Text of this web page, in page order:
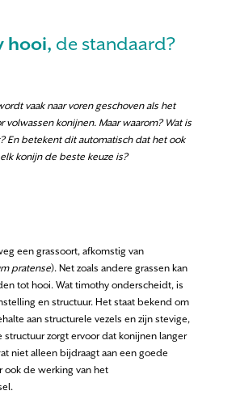
hooi, de standaard?
vaak naar voren geschoven als het
volwassen konijnen. Maar waarom? Wat is
En betekent dit automatisch dat het ook
konijn de beste keuze is?
een grassoort, afkomstig van
pratense). Net zoals andere grassen kan
tot hooi. Wat timothy onderscheidt, is
en structuur. Het staat bekend om
aan structurele vezels en zijn stevige,
structuur zorgt ervoor dat konijnen langer
niet alleen bijdraagt aan een goede
ook de werking van het